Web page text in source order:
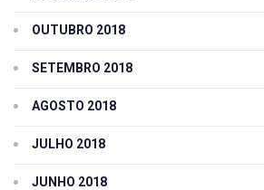
OUTUBRO 2018
SETEMBRO 2018
AGOSTO 2018
JULHO 2018
JUNHO 2018